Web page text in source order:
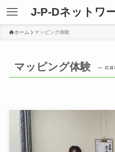
J-P-Dネットワ
ホーム マッピング体験
マッピング体験 –